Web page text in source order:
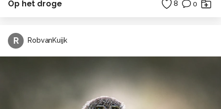
Op het droge 8 0
R RobvanKuijk